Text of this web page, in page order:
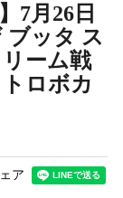
7月26日
ブッタ ス
ーム戦
ロボカ
ア